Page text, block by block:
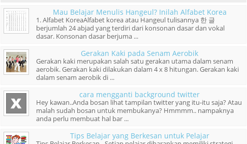
Mau Belajar Menulis Hangeul? Inilah Alfabet Korea
1. Alfabet KoreaAlfabet korea atau Hangeul tulisannya 한 글
berjumlah 24 abjad yang terdiri dari konsonan dasar dan vokal
dasar. Konsonan dasar berjuma ...
Gerakan Kaki pada Senam Aerobik
Gerakan kaki merupakan salah satu gerakan utama dalam senam
aerobik. Gerakan kaki dilakukan dalam 4 x 8 hitungan. Gerakan kaki
dalam senam aerobik di ...
cara mengganti background twitter
Hey kawan..Anda bosan lihat tampilan twitter yang itu-itu saja? Atau
malah sudah bosan untuk membukanya? Hmmmm.. nampaknya
anda perlu membuat hal bar ...
Tips Belajar yang Berkesan untuk Pelajar